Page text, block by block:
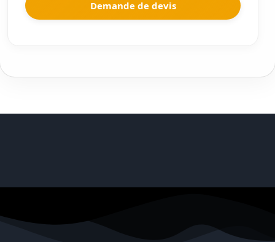
Demande de devis